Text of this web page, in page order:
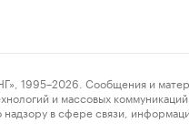
Сообщения и
и массовых
в сфере связи,